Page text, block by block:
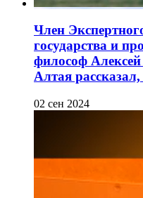
Член
государства и
философ Алексей
Алтая
02 сен 2024